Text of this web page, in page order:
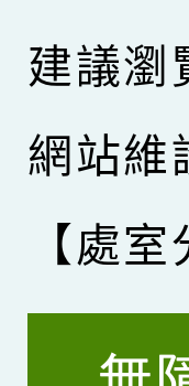
建議瀏
網站維
【處室